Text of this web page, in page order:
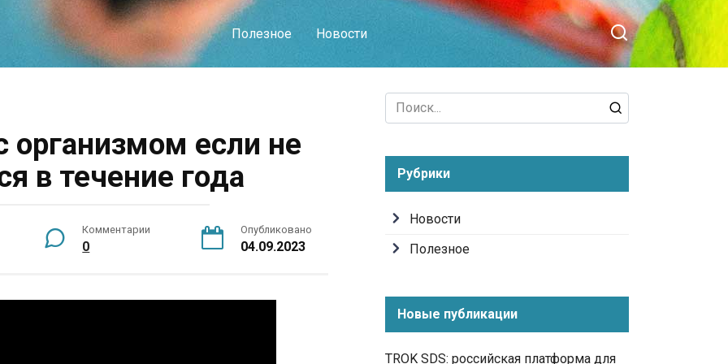
Полезное Новости
организмом если не
в течение года
Комментарии
0
Опубликовано
04.09.2023
Search
for:
Рубрики
Новости
Полезное
Новые публикации
TROK SDS: российская платформа для